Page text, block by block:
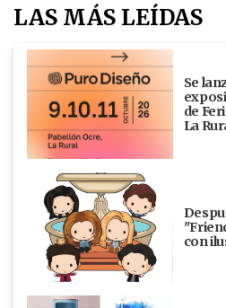
LAS MÁS LEÍDAS
Se
de
La
con